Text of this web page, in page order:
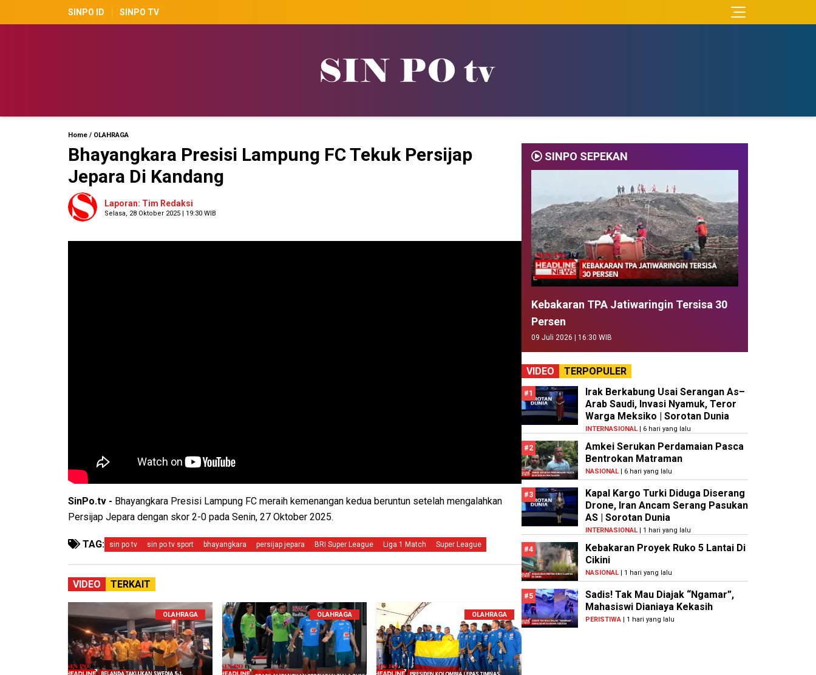
SINPO ID SINPO TV
Home / OLAHRAGA
Bhayangkara Presisi Lampung FC Tekuk Persijap
Jepara Di Kandang
Laporan: Tim Redaksi
Selasa, 28 Oktober 2025 | 19:30 WIB
SinPo.tv - Bhayangkara Presisi Lampung FC meraih kemenangan kedua beruntun setelah mengalahkan
Persijap Jepara dengan skor 2-0 pada Senin, 27 Oktober 2025.
TAG: sin po tv sin po tv sport bhayangkara persijap jepara BRI Super League Liga 1 Match Super League
VIDEO TERKAIT
OLAHRAGA OLAHRAGA OLAHRAGA
SINPO SEPEKAN
Kebakaran TPA Jatiwaringin Tersisa 30
Persen
09 Juli 2026 | 16:30 WIB
VIDEO TERPOPULER
#1
Irak Berkabung Usai Serangan As–
Arab Saudi, Invasi Nyamuk, Teror
Warga Meksiko | Sorotan Dunia
INTERNASIONAL| 6 hari yang lalu
#2
Amkei Serukan Perdamaian Pasca
Bentrokan Matraman
NASIONAL| 6 hari yang lalu
#3
Kapal Kargo Turki Diduga Diserang
Drone, Iran Ancam Serang Pasukan
AS | Sorotan Dunia
INTERNASIONAL| 1 hari yang lalu
#4
Kebakaran Proyek Ruko 5 Lantai Di
Cikini
NASIONAL| 1 hari yang lalu
#5
Sadis! Tak Mau Diajak “Ngamar”,
Mahasiswi Dianiaya Kekasih
PERISTIWA| 1 hari yang lalu